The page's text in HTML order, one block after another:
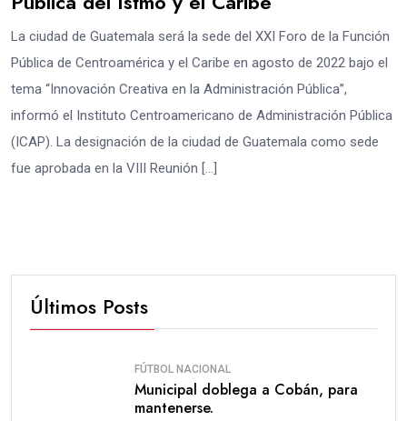
La ciudad de Guatemala será la sede del XXI Foro de la Función
Pública de Centroamérica y el Caribe en agosto de 2022 bajo el
tema “Innovación Creativa en la Administración Pública”,
informó el Instituto Centroamericano de Administración Pública
(ICAP). La designación de la ciudad de Guatemala como sede
fue aprobada en la VIII Reunión […]
Últimos Posts
FÚTBOL NACIONAL
Municipal doblega a Cobán, para
mantenerse.